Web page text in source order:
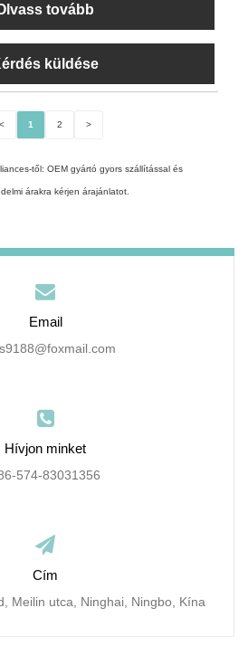
tovább
küldése
< 1 2 >
től: OEM gyártó gyors szállítással és
árakra kérjen árajánlatot.
Email
Hívjon minket
574-83031356
Cím
Meilin utca, Ninghai, Ningbo, Kína